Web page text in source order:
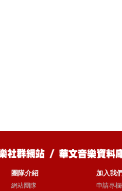
團隊介紹
網站團隊
加入我
申請專